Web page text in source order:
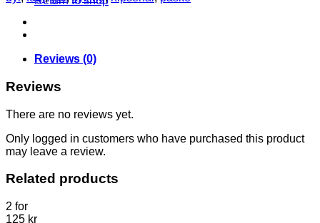
Reviews (0)
Reviews
There are no reviews yet.
Only logged in customers who have purchased this product
may leave a review.
Related products
2 for
125 kr